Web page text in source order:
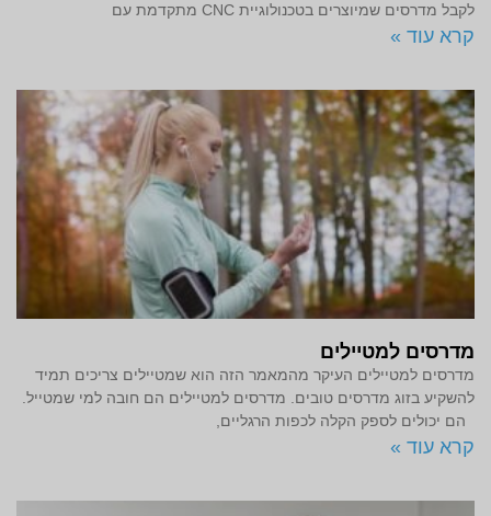
לקבל מדרסים שמיוצרים בטכנולוגיית CNC מתקדמת עם
קרא עוד »
מדרסים למטיילים
מדרסים למטיילים העיקר מהמאמר הזה הוא שמטיילים צריכים תמיד
להשקיע בזוג מדרסים טובים. מדרסים למטיילים הם חובה למי שמטייל.
הם יכולים לספק הקלה לכפות הרגליים,
קרא עוד »